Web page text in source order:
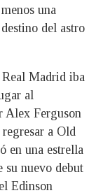
una
del astro
Real Madrid iba
al
Alex Ferguson
a Old
en una estrella
su nuevo debut
Edinson